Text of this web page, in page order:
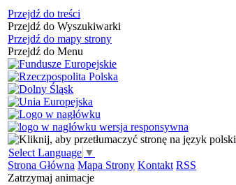
Przejdź do treści
Przejdź do Wyszukiwarki
Przejdź do mapy strony
Przejdź do Menu
Select Language ▼
Strona Główna Mapa Strony Kontakt RSS
Zatrzymaj animacje